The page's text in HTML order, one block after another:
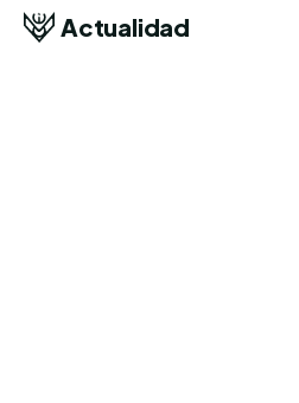
Actualidad